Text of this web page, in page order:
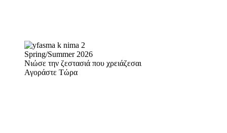
Spring/Summer 2026
Νιώσε την ζεστασιά που χρειάζεσαι
Αγοράστε Τώρα